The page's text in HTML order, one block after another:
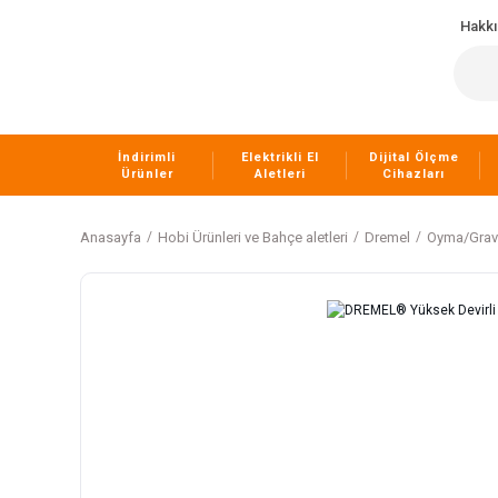
İndirimli
Ürünler
Elektrikli El
Aletleri
Dijital Ölçme
Cihazları
Anasayfa Hobi Ürünleri ve Bahçe aletleri Dremel Oyma/